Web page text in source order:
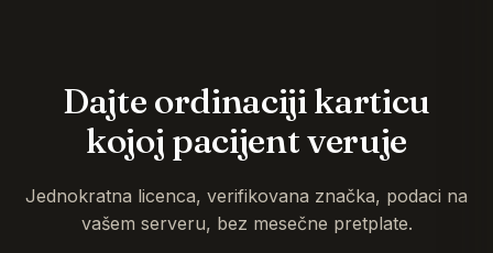
Dajte ordinaciji karticu
kojoj pacijent veruje
Jednokratna licenca, verifikovana značka, podaci na
vašem serveru, bez mesečne pretplate.